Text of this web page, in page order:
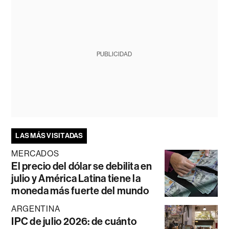
PUBLICIDAD
LAS MÁS VISITADAS
MERCADOS
El precio del dólar se debilita en
julio y América Latina tiene la
moneda más fuerte del mundo
ARGENTINA
IPC de julio 2026: de cuánto